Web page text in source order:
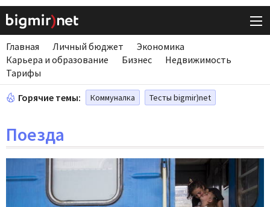
Главная Личный бюджет
Экономика
Карьера и образование
Бизнес
Недвижимость
Тарифы
Горячие темы: Коммуналка Тесты bigmir)net
Поезда